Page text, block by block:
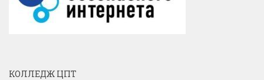
КОЛЛЕДЖ ЦПТ